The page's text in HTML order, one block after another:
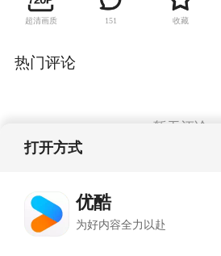
奇异神采之外，还有
之艳，燕子之烈，
超清画质 151 收藏
热门评论
暂无评论
打开方式
优酷
为好内容全力以赴